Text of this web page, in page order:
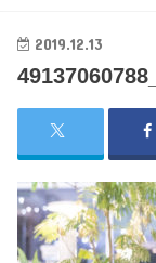
2019.12.13